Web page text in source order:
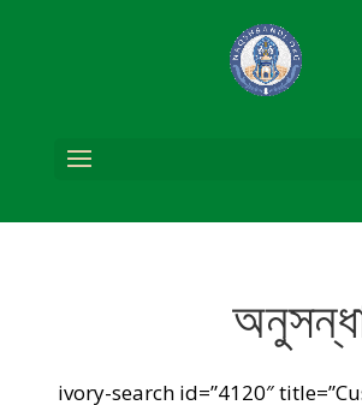
[ivory-search id=”4120″